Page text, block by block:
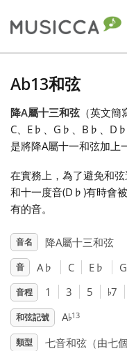
Български
English
Español
Français
Ab13和弦
降A屬十三和弦 （英文
C、E ♭ 、G ♭ 、B ♭ 、D ♭
是將降A屬十一和弦加上
在實務上，為了避免和
和十一度音(D ♭ )有時會
有的音。
音名 降A屬十三和弦
音 A♭ C E ♭ G
音程 1 3 5 ♭7
和弦記號 A♭13
類型 七音和弦（由七